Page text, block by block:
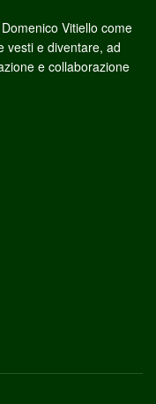
Vitiello come
vesti e diventare, ad
e collaborazione